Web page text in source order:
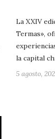
La XXIV
Termas»,
la capital
5 agosto,